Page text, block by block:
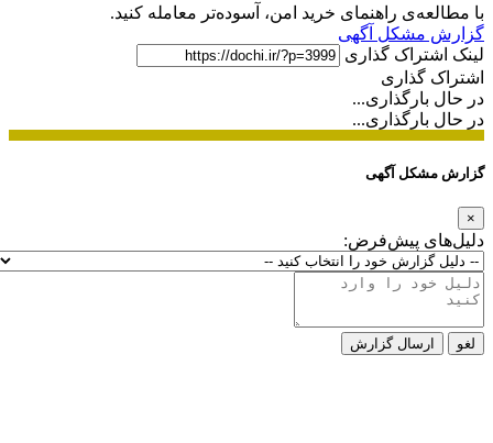
با مطالعه‌ی راهنمای خرید امن، آسوده‌تر معامله کنید.
گزارش مشکل آگهی
لینک اشتراک گذاری
اشتراک گذاری
در حال بارگذاری...
در حال بارگذاری...
گزارش مشکل آگهی
×
دلیل‌های پیش‌فرض:
لغو ارسال گزارش